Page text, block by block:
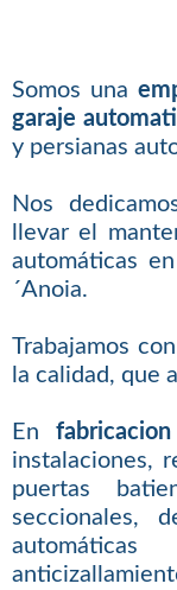
Somos una
garaje
y persianas
Nos
llevar el
automáticas
´Anoia.
Trabajamos
la calidad, que
En
instalaciones,
puertas
seccionales,